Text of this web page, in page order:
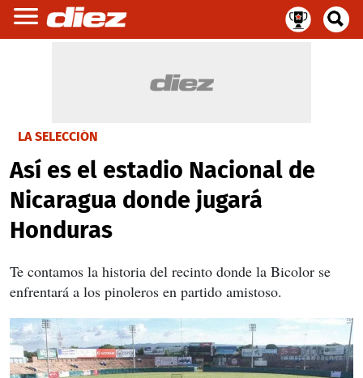
LA SELECCIÓN
Así es el estadio Nacional de
Nicaragua donde jugará
Honduras
Te contamos la historia del recinto donde la Bicolor se
enfrentará a los pinoleros en partido amistoso.